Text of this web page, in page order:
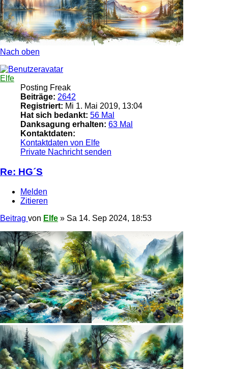
Nach oben
Elfe
Posting Freak
Beiträge: 2642
Registriert: Mi 1. Mai 2019, 13:04
Hat sich bedankt: 56 Mal
Danksagung erhalten: 63 Mal
Kontaktdaten:
Kontaktdaten von Elfe
Private Nachricht senden
Re: HG´S
Melden
Zitieren
Beitrag von Elfe » Sa 14. Sep 2024, 18:53